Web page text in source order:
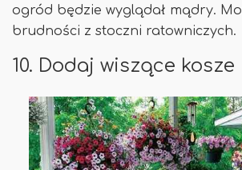
ogród będzie wyglądał mądry.
brudności z stoczni ratowniczych.
10. Dodaj wiszące kosze